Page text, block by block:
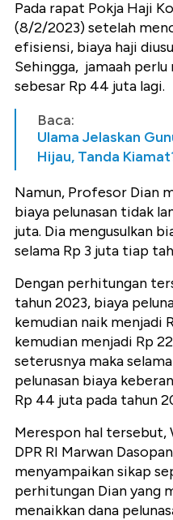
Pada rapat Pokja Haji
(8/2/2023) setelah
efisiensi, biaya haji
Sehingga, jamaah perlu
sebesar Rp 44 juta lagi.
Baca:
Ulama Jelaskan
Hijau, Tanda
Namun, Profesor Dian
biaya pelunasan tidak
juta. Dia mengusulkan
selama Rp 3 juta tiap
Dengan perhitungan
tahun 2023, biaya
kemudian naik menjadi
kemudian menjadi Rp
seterusnya maka
pelunasan biaya
Rp 44 juta pada tahun
Merespon hal tersebut,
DPR RI Marwan
menyampaikan sikap
perhitungan Dian yang
menaikkan dana